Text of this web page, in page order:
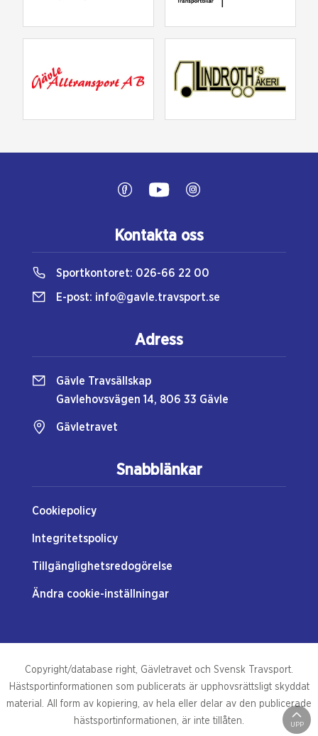
Snabblänkar
Cookiepolicy
Integritetspolicy
Tillgänglighetsredogörelse
Ändra cookie-inställningar
Kontakta oss
Sportkontoret: 026-66 22 00
E-post: info@gavle.travsport.se
Adress
Gävle Travsällskap
Gavlehovsvägen 14, 806 33 Gävle
Gävletravet
UPP
Copyright/database right, Gävletravet och Svensk Travsport.
Hästsportinformationen som publicerats är upphovsrättsligt skyddat
material. All form av kopiering, av hela eller delar av den publicerade
hästsportinformationen, är inte tillåten.